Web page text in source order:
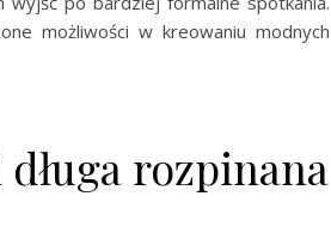
możliwości w kreowaniu modnych
rozpinana